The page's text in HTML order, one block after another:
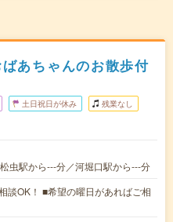
あちゃんのお散歩付
土日祝日が休み 残業なし
虫駅から---分／河堀口駅から---分
談OK！ ■希望の曜日があればご相